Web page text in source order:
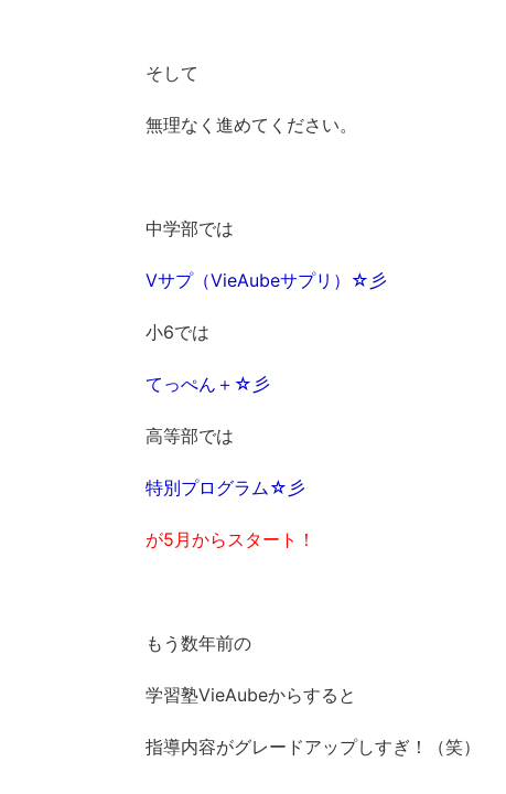
そして
無理なく進めてください。
中学部では
Vサプ（VieAubeサプリ）☆彡
小6では
てっぺん＋☆彡
高等部では
特別プログラム☆彡
が5月からスタート！
もう数年前の
学習塾VieAubeからすると
指導内容がグレードアップしすぎ！（笑）